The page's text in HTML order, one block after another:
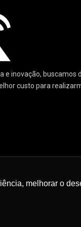
melhorar o
e inovação, buscamos
custo para
e Conectividade